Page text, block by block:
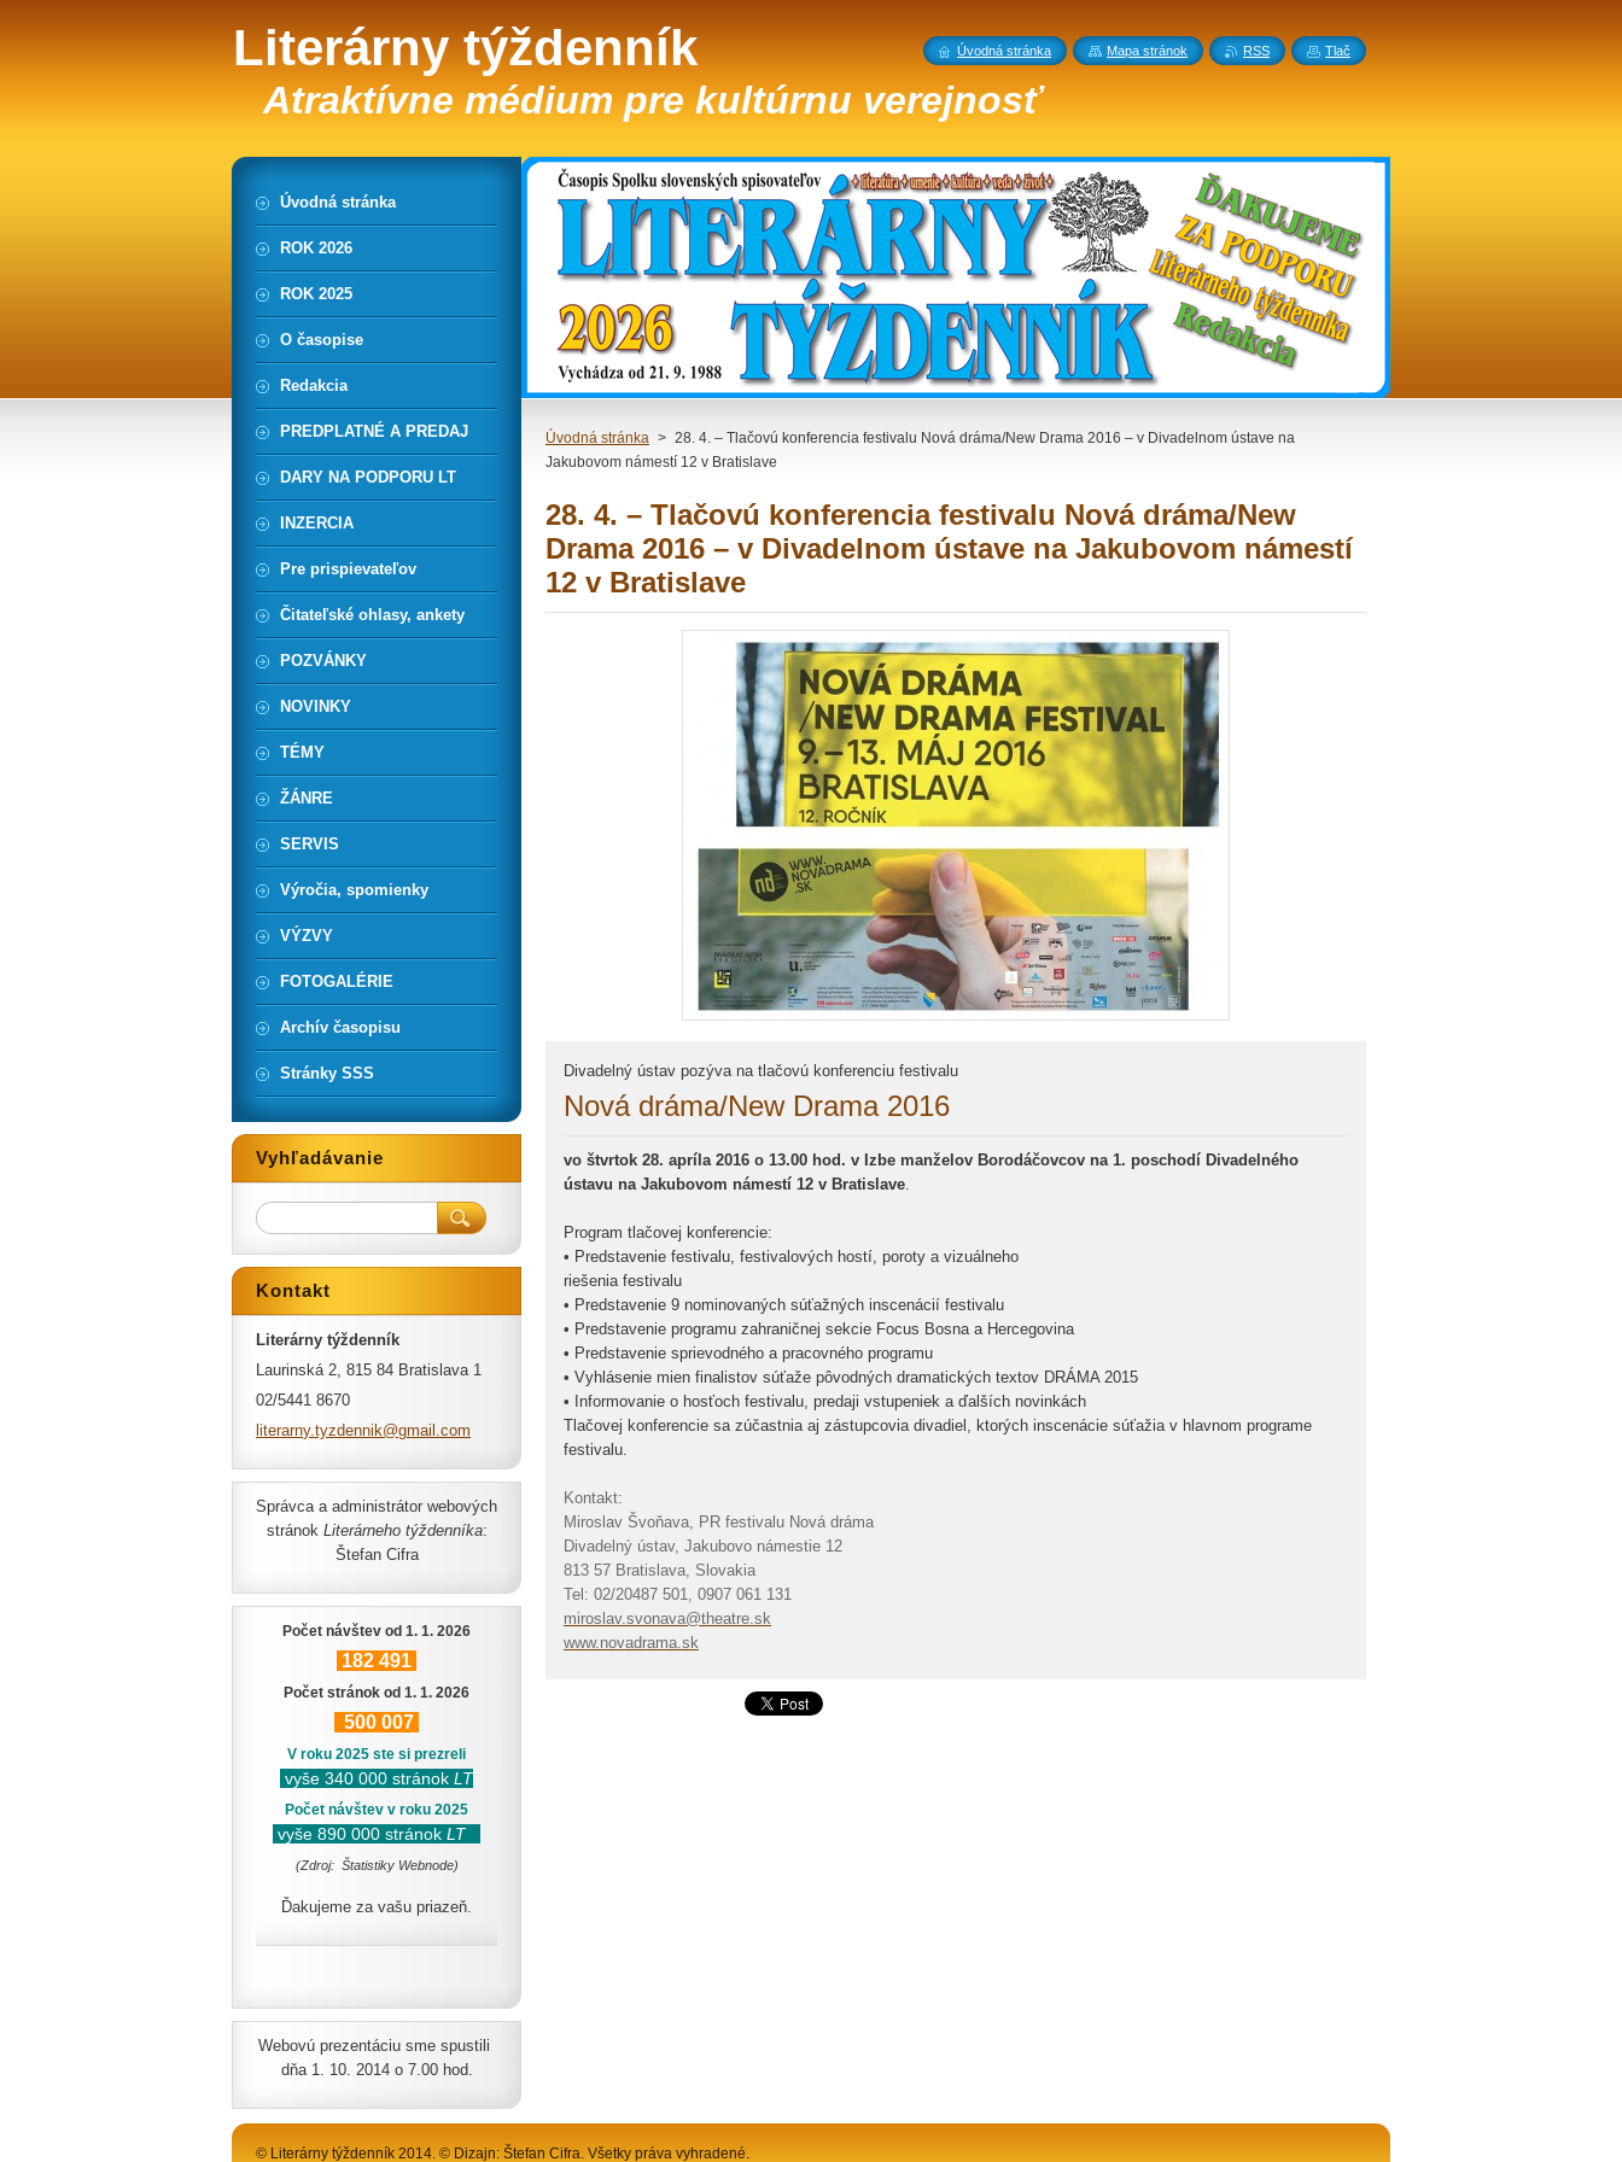
Literárny týždenník
Atraktívne médium pre kultúrnu verejnosť
Úvodná stránka > 28. 4. – Tlačovú konferencia festivalu Nová dráma/New Drama 2016 – v Divadelnom ústave na
Jakubovom námestí 12 v Bratislave
28. 4. – Tlačovú konferencia festivalu Nová dráma/New
Drama 2016 – v Divadelnom ústave na Jakubovom námestí
12 v Bratislave
Divadelný ústav pozýva na tlačovú konferenciu festivalu
Nová dráma/New Drama 2016
vo štvrtok 28. apríla 2016 o 13.00 hod. v Izbe manželov Borodáčovcov na 1. poschodí Divadelného
ústavu na Jakubovom námestí 12 v Bratislave.
Program tlačovej konferencie:
• Predstavenie festivalu, festivalových hostí, poroty a vizuálneho
riešenia festivalu
• Predstavenie 9 nominovaných súťažných inscenácií festivalu
• Predstavenie programu zahraničnej sekcie Focus Bosna a Hercegovina
• Predstavenie sprievodného a pracovného programu
• Vyhlásenie mien finalistov súťaže pôvodných dramatických textov DRÁMA 2015
• Informovanie o hosťoch festivalu, predaji vstupeniek a ďalších novinkách
Tlačovej konferencie sa zúčastnia aj zástupcovia divadiel, ktorých inscenácie súťažia v hlavnom programe
festivalu.
Kontakt:
Miroslav Švoňava, PR festivalu Nová dráma
Divadelný ústav, Jakubovo námestie 12
813 57 Bratislava, Slovakia
Tel: 02/20487 501, 0907 061 131
miroslav.svonava@theatre.sk
www.novadrama.sk
Úvodná stránka
ROK 2026
ROK 2025
O časopise
Redakcia
PREDPLATNÉ A PREDAJ
DARY NA PODPORU LT
INZERCIA
Pre prispievateľov
Čitateľské ohlasy, ankety
POZVÁNKY
NOVINKY
TÉMY
ŽÁNRE
SERVIS
Výročia, spomienky
VÝZVY
FOTOGALÉRIE
Archív časopisu
Stránky SSS
Vyhľadávanie
Kontakt
Literárny týždenník
Laurinská 2, 815 84 Bratislava 1
02/5441 8670
literarny.tyzdennik@gmai l.com
Správca a administrátor webových
stránok Literárneho týždenníka:
Štefan Cifra
Počet návštev od 1. 1. 2026
182 491
Počet stránok od 1. 1. 2026
500 007
V roku 2025 ste si prezreli
vyše 340 000 stránok LT
Počet návštev v roku 2025
vyše 890 000 stránok LT
(Zdroj: Štatistiky Webnode)
Ďakujeme za vašu priazeň.
Webovú prezentáciu sme spustili
dňa 1. 10. 2014 o 7.00 hod.
© Literárny týždenník 2014. © Dizajn: Štefan Cifra. Všetky práva vyhradené.
Úvodná stránka Mapa stránok RSS Tlač